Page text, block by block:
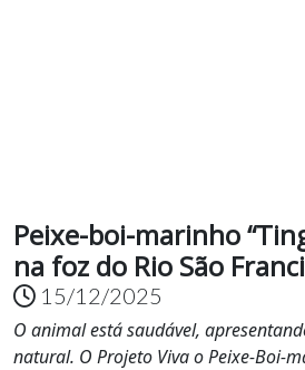
Peixe-boi-marinho
na foz do Rio São
15/12/2025
O animal está saudável,
natural. O Projeto Viva o Peixe-Boi-